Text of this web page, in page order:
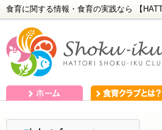
食育に関する情報・食育の実践なら 【